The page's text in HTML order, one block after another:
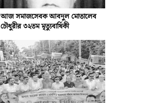
আজ সমাজসেবক আবদুল মোতালেব
চৌধুরীর ৩২তম মৃত্যুবার্ষিকী